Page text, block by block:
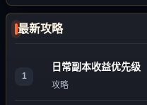
最新攻略
1
日常副本收益优先级
攻略